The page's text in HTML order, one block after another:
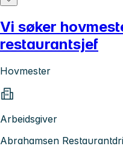
Vi søker
restaurantsjef
Hovmester
Arbeidsgiver
Abrahamsen